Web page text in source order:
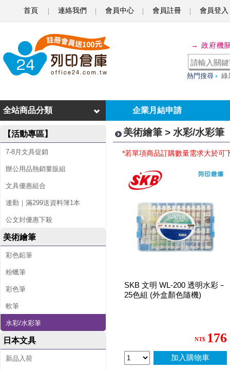
首頁 連絡我們 會員中心 會員註冊 會員登入
彩
彩
筆
→ 政府機
熱門搜尋 綠
企業月結申請
全站商品分類
【活動專區】
7-8月文具促銷
辦公用品熱銷量販組
文具優惠組合
連勤｜滿299送資料簿1本
公文封優惠下殺
美術繪筆
彩色鉛筆
粉蠟筆
彩色筆
軟筆
水彩/水彩筆
日本文具
新品入荷
美術繪筆 > 水彩/水彩筆
*若單項商品訂購數量需求大於可
SKB 文明 WL-200 透明水彩－
25色組 (外盒顏色隨機)
NT$ 176
加入購物車